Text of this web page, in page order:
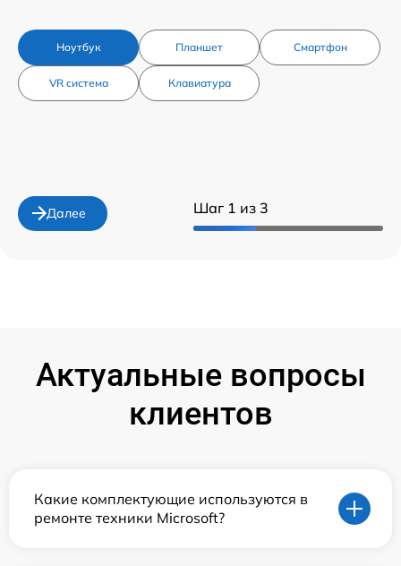
Шаг 1 из 3
Ноутбук Планшет Смартфон
VR система Клавиатура
Далее
Актуальные вопросы
клиентов
Какие комплектующие используются в
ремонте техники Microsoft?